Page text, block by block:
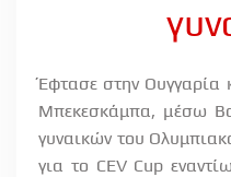
Έφτασε στην Ουγγαρία
Μπεκεσκάμπα, μέσω
γυναικών του
για το CEV Cup